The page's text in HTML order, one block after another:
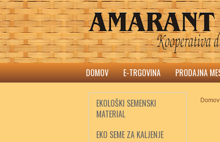
DOMOV E-TRGOVINA PRODAJNA
EKOLOŠKI SEMENSKI
MATERIAL
EKO SEME ZA KALJENJE
Domov